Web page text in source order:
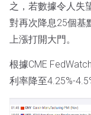
之，若數據令人失
對再次降息25個基
上漲打開大門。
根據CME
利率降至4.25%-